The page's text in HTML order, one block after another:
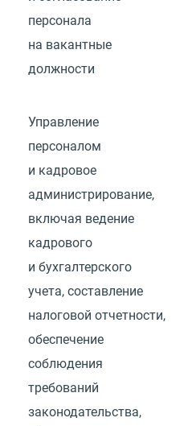
персонала
на вакантные
должности
Управление
персоналом
и кадровое
администрирование,
включая ведение
кадрового
и бухгалтерского
учета, составление
налоговой отчетности,
обеспечение
соблюдения
требований
законодательства,